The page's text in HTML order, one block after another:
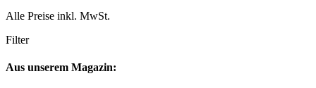
Alle Preise inkl. MwSt.
Filter
Aus unserem Magazin: